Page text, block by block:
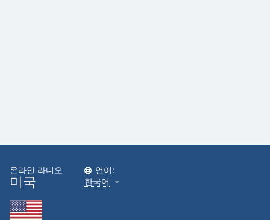
온라인 라디오
미국
언어:
한국어